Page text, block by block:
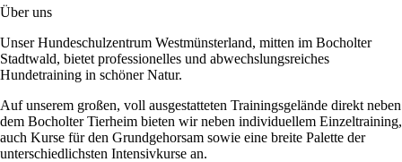
Über uns
Unser Hundeschulzentrum Westmünsterland, mitten im Bocholter
Stadtwald, bietet professionelles und abwechslungsreiches
Hundetraining in schöner Natur.
Auf unserem großen, voll ausgestatteten Trainingsgelände direkt neben
dem Bocholter Tierheim bieten wir neben individuellem Einzeltraining,
auch Kurse für den Grundgehorsam sowie eine breite Palette der
unterschiedlichsten Intensivkurse an.